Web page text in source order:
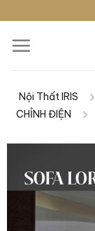
qua
nội
Nội Thất IRIS |
CHỈNH ĐIỆN
|